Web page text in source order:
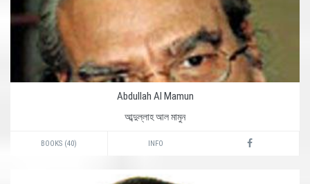
Abdullah Al Mamun
আব্দুল্লাহ আল মামুন
BOOKS (40) INFO